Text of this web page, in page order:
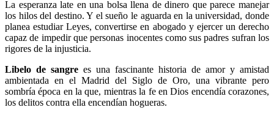
La esperanza late en una bolsa llena de dinero que parece manejar
los hilos del destino. Y el sueño le aguarda en la universidad, donde
planea estudiar Leyes, convertirse en abogado y ejercer un derecho
capaz de impedir que personas inocentes como sus padres sufran los
rigores de la injusticia.
Libelo de sangre es una fascinante historia de amor y amistad
ambientada en el Madrid del Siglo de Oro, una vibrante pero
sombría época en la que, mientras la fe en Dios encendía corazones,
los delitos contra ella encendían hogueras.